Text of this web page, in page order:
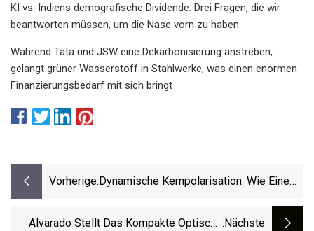
KI vs. Indiens demografische Dividende: Drei Fragen, die wir
beantworten müssen, um die Nase vorn zu haben
Während Tata und JSW eine Dekarbonisierung anstreben,
gelangt grüner Wasserstoff in Stahlwerke, was einen enormen
Finanzierungsbedarf mit sich bringt
Vorherige: Dynamische Kernpolarisation: Wie Eine
Medizinische Bildgebung Verändert
Alvarado Stellt Das Kompakte Optische :nächste